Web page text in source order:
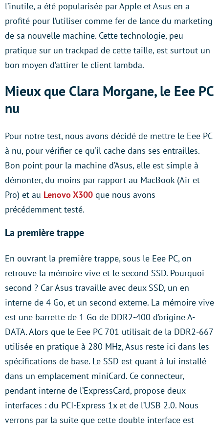
l’inutile, a été popularisée par Apple et Asus en a
profité pour l’utiliser comme fer de lance du marketing
de sa nouvelle machine. Cette technologie, peu
pratique sur un trackpad de cette taille, est surtout un
bon moyen d’attirer le client lambda.
Mieux que Clara Morgane, le Eee PC
nu
Pour notre test, nous avons décidé de mettre le Eee PC
à nu, pour vérifier ce qu’il cache dans ses entrailles.
Bon point pour la machine d’Asus, elle est simple à
démonter, du moins par rapport au MacBook (Air et
Pro) et au Lenovo X300 que nous avons
précédemment testé.
La première trappe
En ouvrant la première trappe, sous le Eee PC, on
retrouve la mémoire vive et le second SSD. Pourquoi
second ? Car Asus travaille avec deux SSD, un en
interne de 4 Go, et un second externe. La mémoire vive
est une barrette de 1 Go de DDR2-400 d’origine A-
DATA. Alors que le Eee PC 701 utilisait de la DDR2-667
utilisée en pratique à 280 MHz, Asus reste ici dans les
spécifications de base. Le SSD est quant à lui installé
dans un emplacement miniCard. Ce connecteur,
pendant interne de l’ExpressCard, propose deux
interfaces : du PCI-Express 1x et de l’USB 2.0. Nous
verrons par la suite que cette double interface est